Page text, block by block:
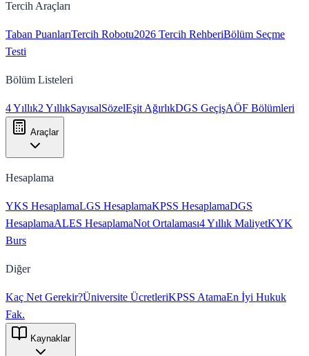
Tercih Araçları
Taban PuanlarıTercih Robotu2026 Tercih RehberiBölüm Seçme
Testi
Bölüm Listeleri
4 Yıllık2 YıllıkSayısalSözelEşit AğırlıkDGS GeçişAÖF Bölümleri
Araçlar
Hesaplama
YKS HesaplamaLGS HesaplamaKPSS HesaplamaDGS
HesaplamaALES HesaplamaNot Ortalaması4 Yıllık MaliyetKYK
Burs
Diğer
Kaç Net Gerekir?Üniversite ÜcretleriKPSS AtamaEn İyi Hukuk
Fak.
Kaynaklar